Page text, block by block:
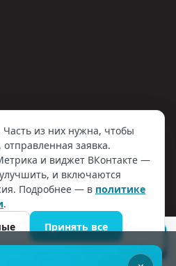
СЕТИ». ИНН 7810797884 . Все
Договор оферты
СЕПТИК
из них нужна, чтобы
заявка.
и виджет ВКонтакте —
и включаются
Подробнее — в политике
.
Принять все